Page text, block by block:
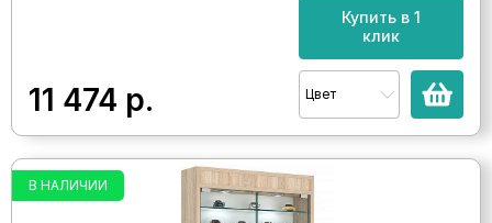
11 474 р.
Купить в 1
клик
Цвет
В НАЛИЧИИ